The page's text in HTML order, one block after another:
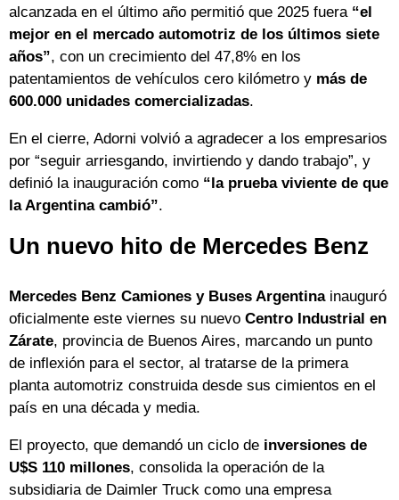
alcanzada en el último año permitió que 2025 fuera “el
mejor en el mercado automotriz de los últimos siete
años”, con un crecimiento del 47,8% en los
patentamientos de vehículos cero kilómetro y más de
600.000 unidades comercializadas.
En el cierre, Adorni volvió a agradecer a los empresarios
por “seguir arriesgando, invirtiendo y dando trabajo”, y
definió la inauguración como “la prueba viviente de que
la Argentina cambió”.
Un nuevo hito de Mercedes Benz
Mercedes Benz Camiones y Buses Argentinainauguró
oficialmente este viernes su nuevo Centro Industrial en
Zárate, provincia de Buenos Aires, marcando un punto
de inflexión para el sector, al tratarse de la primera
planta automotriz construida desde sus cimientos en el
país en una década y media.
El proyecto, que demandó un ciclo de inversiones de
U$S 110 millones, consolida la operación de la
subsidiaria de Daimler Truck como una empresa